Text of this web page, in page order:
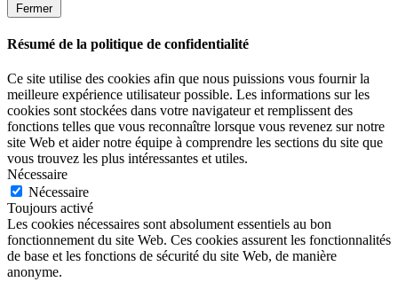
Fermer
Résumé de la politique de confidentialité
Ce site utilise des cookies afin que nous puissions vous fournir la
meilleure expérience utilisateur possible. Les informations sur les
cookies sont stockées dans votre navigateur et remplissent des
fonctions telles que vous reconnaître lorsque vous revenez sur notre
site Web et aider notre équipe à comprendre les sections du site que
vous trouvez les plus intéressantes et utiles.
Nécessaire
Nécessaire
Toujours activé
Les cookies nécessaires sont absolument essentiels au bon
fonctionnement du site Web. Ces cookies assurent les fonctionnalités
de base et les fonctions de sécurité du site Web, de manière
anonyme.